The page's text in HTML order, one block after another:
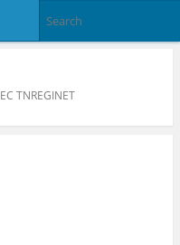
TNREGINET